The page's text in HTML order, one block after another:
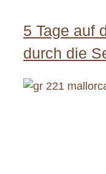
5 Tage auf
durch die